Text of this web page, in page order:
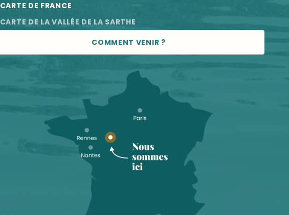
CARTE DE FRANCE
CARTE DE LA VALLÉE DE LA SARTHE
COMMENT VENIR ?